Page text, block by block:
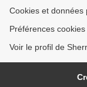
Cookies et données
Préférences cookies
Voir le profil de